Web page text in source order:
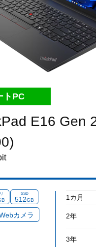
トPC
E16 Gen
SSD
512GB
カメラ
1カ月
2年
3年